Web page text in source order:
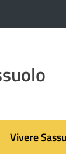
Vivere